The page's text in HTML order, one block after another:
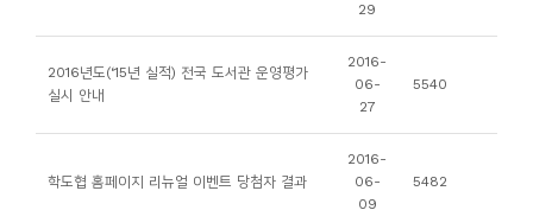
29
2016년도(‘15년 실적) 전국 도서관 운영평가
실시 안내
2016-
06-
27
5540
학도협 홈페이지 리뉴얼 이벤트 당첨자 결과
2016-
06-
09
5482